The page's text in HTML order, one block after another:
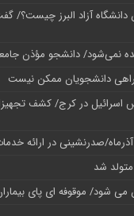
دانشگاه آزاد البرز چیست؟/
نمی‌شود/ دانشجو مؤذن
دانشجویان ممکن نیست
اسرائیل در کرج/‌ کشف
شد
می شود/ موقوفه ای پای